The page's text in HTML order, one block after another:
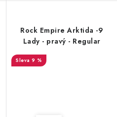
Rock Empire Arktida -9
Lady - pravý - Regular
9 %